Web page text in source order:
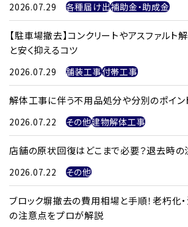
2026.07.29 各種届け出補助金・助成金
【駐車場撤去】コンクリートやアスファルト
と安く抑えるコツ
2026.07.29 舗装工事付帯工事
解体工事に伴う不用品処分や分別のポイン
2026.07.22 その他建物解体工事
店舗の原状回復はどこまで必要？退去時の
2026.07.22 その他
ブロック塀撤去の費用相場と手順！老朽化
の注意点をプロが解説